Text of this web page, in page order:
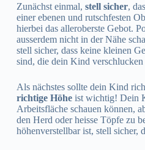
Zunächst einmal, stell sicher,
einer ebenen und rutschfesten
hierbei das alleroberste Gebot.
ausserdem nicht in der Nähe
stell sicher, dass keine kleinen
sind, die dein Kind verschlucken
Als nächstes sollte dein Kind
richtige Höheist wichtig! Dein
Arbeitsfläche schauen können,
den Herd oder heisse Töpfe zu
höhenverstellbar ist, stell sicher,